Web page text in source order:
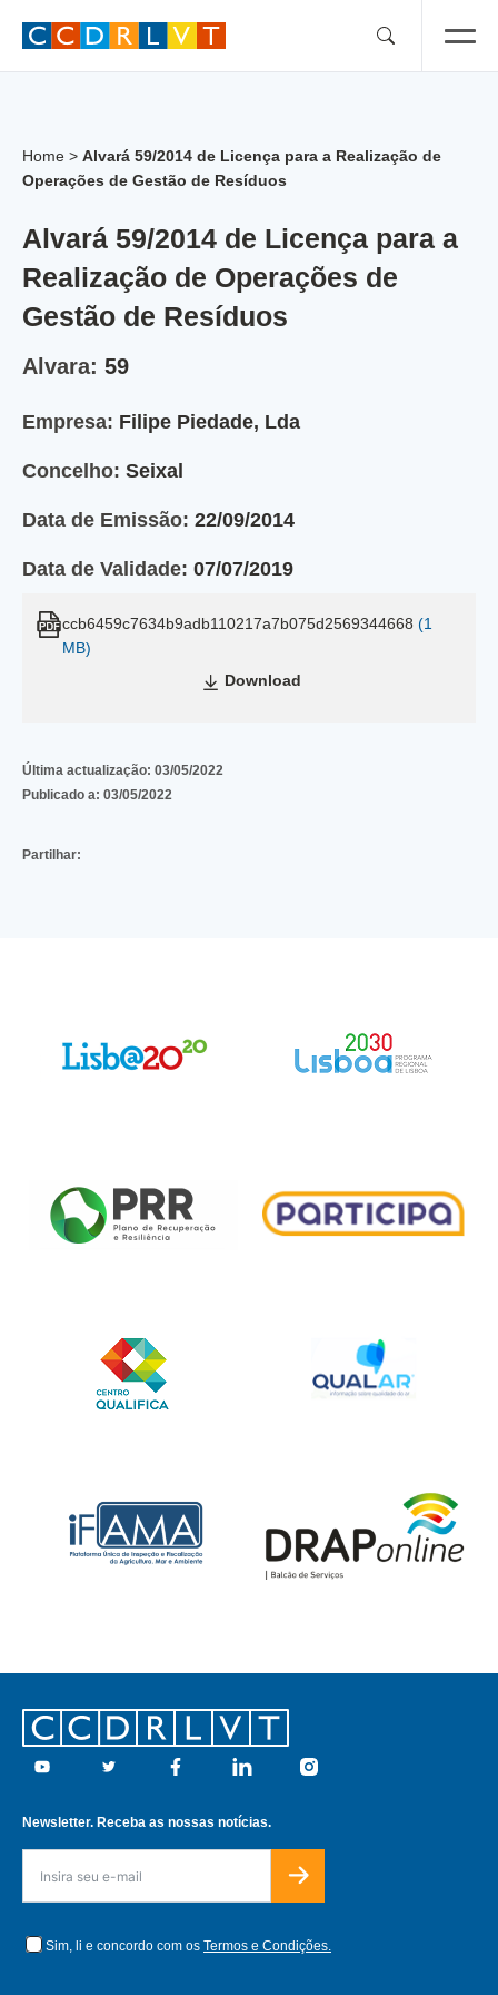
Home > Alvará 59/2014 de Licença para a Realização de
Operações de Gestão de Resíduos
Alvará 59/2014 de Licença para a
Realização de Operações de
Gestão de Resíduos
Alvara: 59
Empresa: Filipe Piedade, Lda
Concelho: Seixal
Data de Emissão: 22/09/2014
Data de Validade: 07/07/2019
ccb6459c7634b9adb110217a7b075d2569344668 (1
MB)
Download
Última actualização: 03/05/2022
Publicado a: 03/05/2022
Partilhar:
Footer
Youtube Twitter Facebook Linkedin Instagram
Newsletter. Receba as nossas notícias.
Sim, li e concordo com os Termos e Condições.